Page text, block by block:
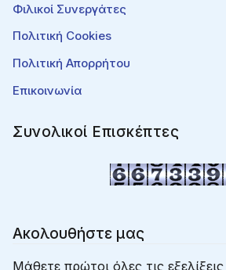
Φιλικοί Συνεργάτες
Πολιτική Cookies
Πολιτική Απορρήτου
Επικοινωνία
Συνολικοί Επισκέπτες
Ακολουθήστε μας
Μάθετε πρώτοι όλες τις